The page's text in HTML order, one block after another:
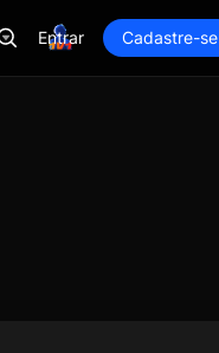
Entrar Cadastre-se